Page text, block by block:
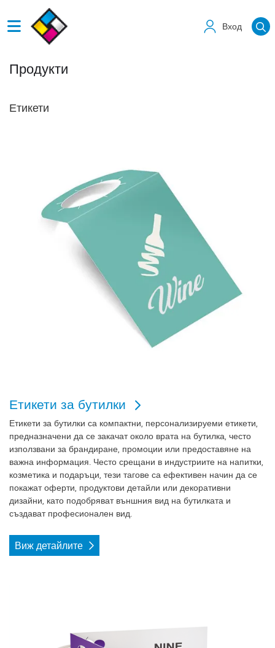
Вход
Продукти
Етикети
Етикети за бутилки
Етикети за бутилки са компактни, персонализируеми етикети,
предназначени да се закачат около врата на бутилка, често
използвани за брандиране, промоции или предоставяне на
важна информация. Често срещани в индустриите на напитки,
козметика и подаръци, тези тагове са ефективен начин да се
покажат оферти, продуктови детайли или декоративни
дизайни, като подобряват външния вид на бутилката и
създават професионален вид.
Виж детайлите